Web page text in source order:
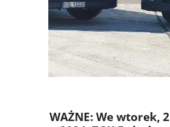
WAŻNE: We wtorek,